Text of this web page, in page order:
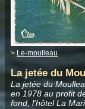
> Le-moulleau
La jetée du
La jetée du
en 1978 au profit
fond, l'hôtel La